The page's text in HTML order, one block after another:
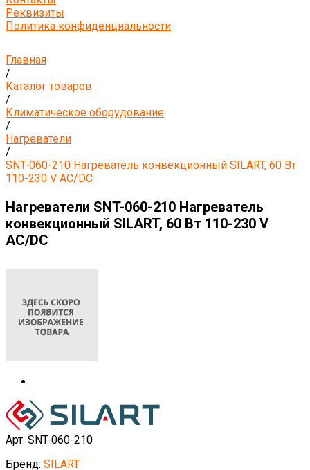
Реквизиты
Политика конфиденциальности
Главная
/
Каталог товаров
/
Климатическое оборудование
/
Нагреватели
/
SNT-060-210 Нагреватель конвекционный SILART, 60 Вт
110-230 V AC/DC
Нагреватели SNT-060-210 Нагреватель
конвекционный SILART, 60 Вт 110-230 V
AC/DC
Арт. SNT-060-210
Бренд: SILART